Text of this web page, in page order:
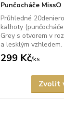
Punčocháče MissO
Průhledné
kalhoty
Grey s otvorem v
a lesklým vzhledem.
299 Kč/ks
Zvolit